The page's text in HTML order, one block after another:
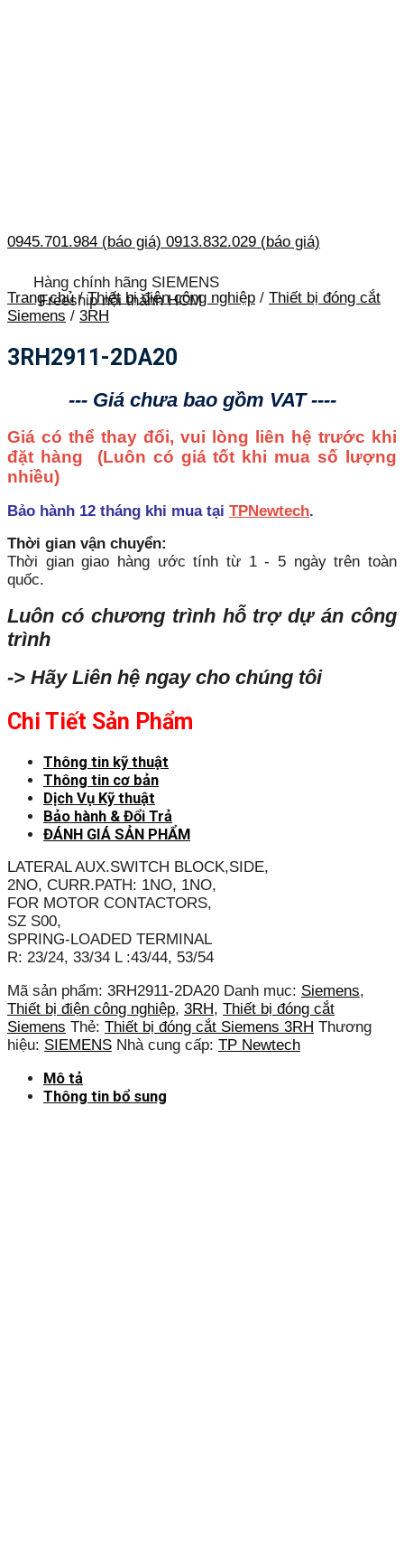
0945.701.984 (báo giá) 0913.832.029 (báo giá)
Hàng chính hãng SIEMENS
Freeship nội thành HCM
Trang chủ / Thiết bị điện công nghiệp / Thiết bị đóng cắt
Siemens / 3RH
3RH2911-2DA20
--- Giá chưa bao gồm VAT ----
Giá có thể thay đổi, vui lòng liên hệ trước khi
đặt hàng (Luôn có giá tốt khi mua số lượng
nhiều)
Bảo hành 12 tháng khi mua tại TPNewtech.
Thời gian vận chuyển:
Thời gian giao hàng ước tính từ 1 - 5 ngày trên toàn
quốc.
Luôn có chương trình hỗ trợ dự án công
trình
-> Hãy Liên hệ ngay cho chúng tôi
Chi Tiết Sản Phẩm
Thông tin kỹ thuật
Thông tin cơ bản
Dịch Vụ Kỹ thuật
Bảo hành & Đổi Trả
ĐÁNH GIÁ SẢN PHẨM
LATERAL AUX.SWITCH BLOCK,SIDE,
2NO, CURR.PATH: 1NO, 1NO,
FOR MOTOR CONTACTORS,
SZ S00,
SPRING-LOADED TERMINAL
R: 23/24, 33/34 L :43/44, 53/54
Mã sản phẩm: 3RH2911-2DA20 Danh mục: Siemens,
Thiết bị điện công nghiệp, 3RH, Thiết bị đóng cắt
Siemens Thẻ: Thiết bị đóng cắt Siemens 3RH Thương
hiệu: SIEMENS Nhà cung cấp: TP Newtech
Mô tả
Thông tin bổ sung